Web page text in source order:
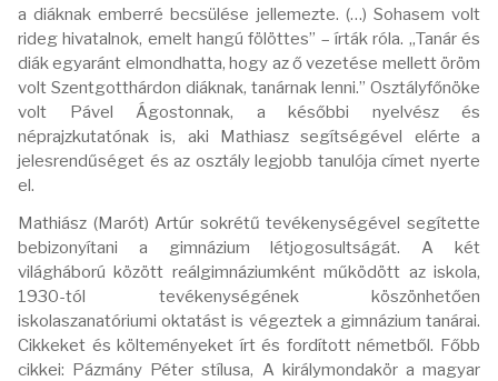
a diáknak emberré becsülése jellemezte. (…) Sohasem volt
rideg hivatalnok, emelt hangú fölöttes” – írták róla. „Tanár és
diák egyaránt elmondhatta, hogy az ő vezetése mellett öröm
volt Szentgotthárdon diáknak, tanárnak lenni.” Osztályfőnöke
volt Pável Ágostonnak, a későbbi nyelvész és
néprajzkutatónak is, aki Mathiasz segítségével elérte a
jelesrendűséget és az osztály legjobb tanulója címet nyerte
el.
Mathiász (Marót) Artúr sokrétű tevékenységével segítette
bebizonyítani a gimnázium létjogosultságát. A két
világháború között reálgimnáziumként működött az iskola,
1930-tól tevékenységének köszönhetően
iskolaszanatóriumi oktatást is végeztek a gimnázium tanárai.
Cikkeket és költeményeket írt és fordított németből. Főbb
cikkei: Pázmány Péter stílusa, A királymondakör a magyar